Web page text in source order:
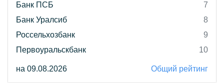
Банк ПСБ
7
Банк Уралсиб
8
Россельхозбанк
9
Первоуральскбанк
10
на 09.08.2026 Общий рейтинг